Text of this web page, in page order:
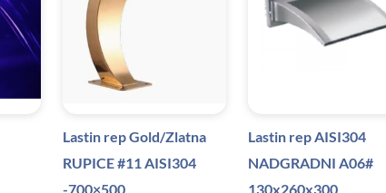
Lastin rep Gold/Zlatna
RUPICE #11 AISI304
-700×500
Lastin rep AISI304
NADGRADNI A06#
130x260x300